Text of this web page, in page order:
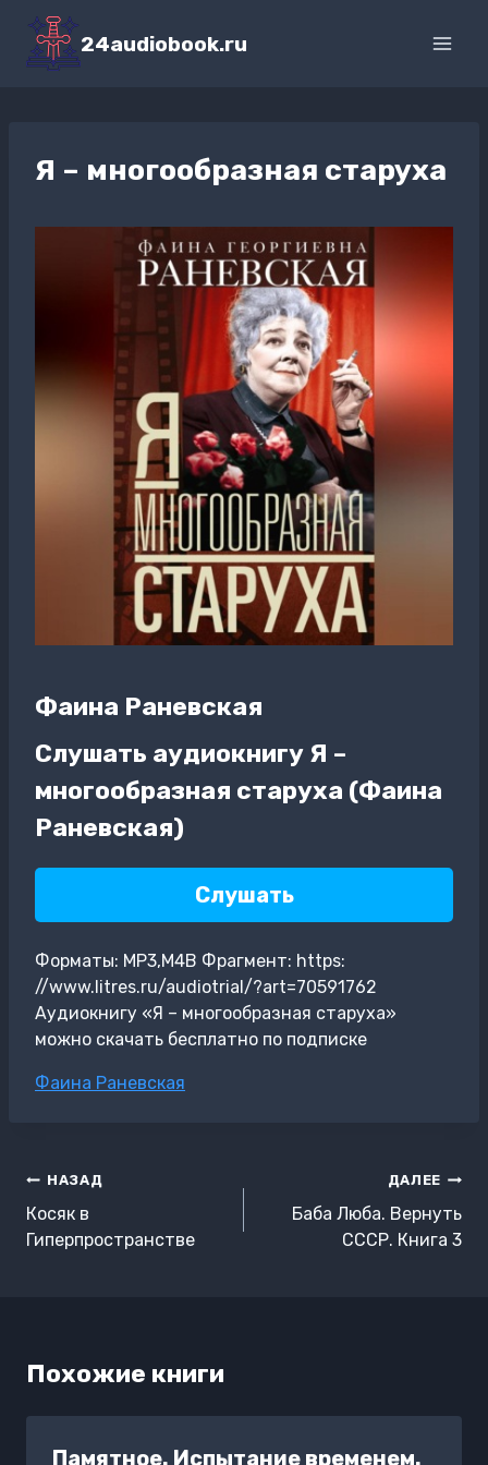
Перейти
содержимому
24audiobook.ru
Я – многообразная старуха
Фаина Раневская
Слушать аудиокнигу Я –
многообразная старуха (Фаина
Раневская)
Слушать
Форматы: MP3,M4B Фрагмент: https:
//www.litres.ru/audiotrial/?art=70591762
Аудиокнигу «Я – многообразная старуха»
можно скачать бесплатно по подписке
Метки
Фаина Раневская
Навигация
по
записям
НАЗАД
Косяк в
Гиперпространстве
ДАЛЕЕ
Баба Люба. Вернуть
СССР. Книга 3
Похожие книги
Памятное. Испытание временем.